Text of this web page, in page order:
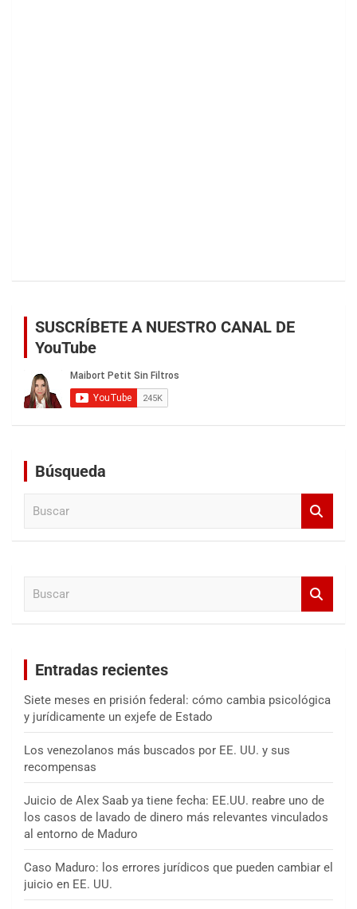
SUSCRÍBETE A NUESTRO CANAL DE
YouTube
Búsqueda
Entradas recientes
Siete meses en prisión federal: cómo cambia psicológica
y jurídicamente un exjefe de Estado
Los venezolanos más buscados por EE. UU. y sus
recompensas
Juicio de Alex Saab ya tiene fecha: EE.UU. reabre uno de
los casos de lavado de dinero más relevantes vinculados
al entorno de Maduro
Caso Maduro: los errores jurídicos que pueden cambiar el
juicio en EE. UU.